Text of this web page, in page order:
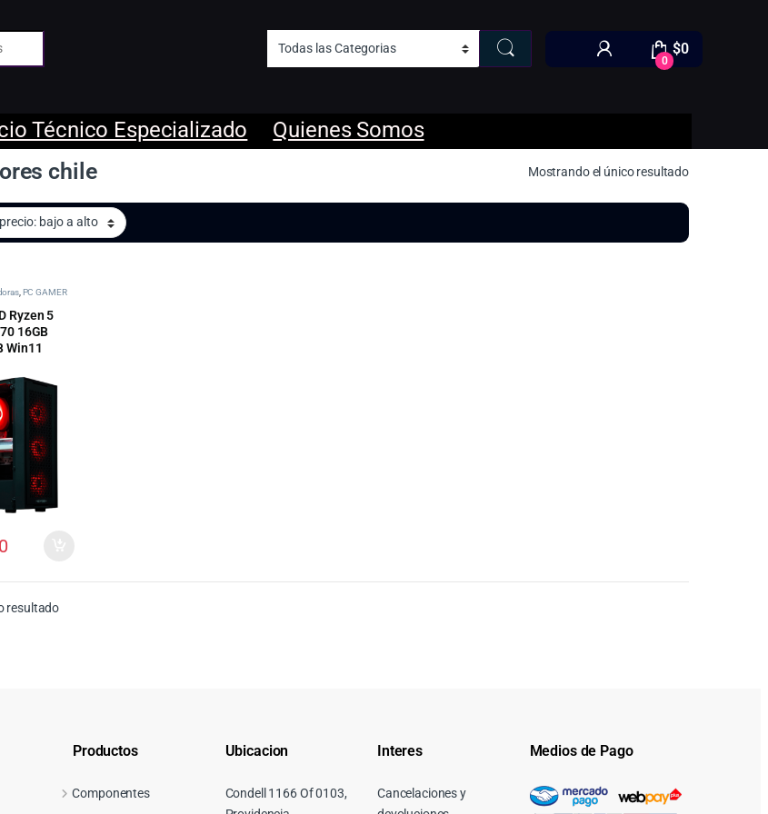
0
$0
Técnico Especializado Quienes Somos
chile Mostrando el único resultado
, PC GAMER
Ryzen 5
16GB
Win11
resultado
Productos
Componentes
Ubicacion
Condell 1166 Of 0103,
Interes
Cancelaciones y
Medios de Pago